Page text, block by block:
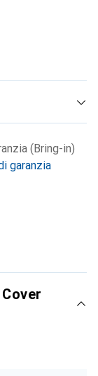
(Bring-in)
garanzia